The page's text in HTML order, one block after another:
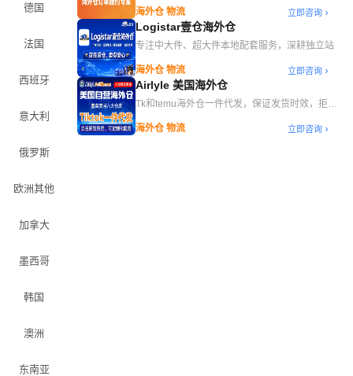
德国
法国
西班牙
意大利
俄罗斯
欧洲其他
加拿大
墨西哥
韩国
澳洲
东南亚
海外仓 物流 立即咨询
Logistar壹仓海外仓
专注中大件、超大件本地配套服务，深耕独立站
海外仓 物流 立即咨询
Airlyle 美国海外仓
Tk和temu海外仓一件代发，保证发货时效，拒绝
海外仓 物流
立即咨询